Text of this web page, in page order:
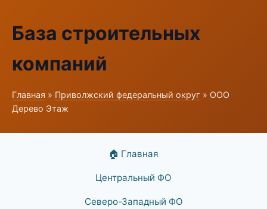
База строительных
компаний
Главная » Приволжский федеральный округ » ООО
Дерево Этаж
🏠 Главная
Центральный ФО
Северо-Западный ФО